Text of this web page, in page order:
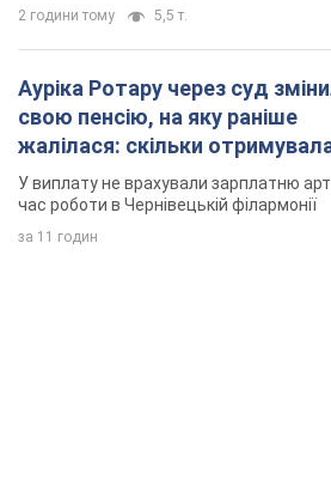
2 години тому 5,5 т.
Ауріка Ротару через суд
свою пенсію, на яку раніше
жалілася: скільки
співачка
У виплату не врахували зарплатню
час роботи в Чернівецькій філармонії
за 11 годин